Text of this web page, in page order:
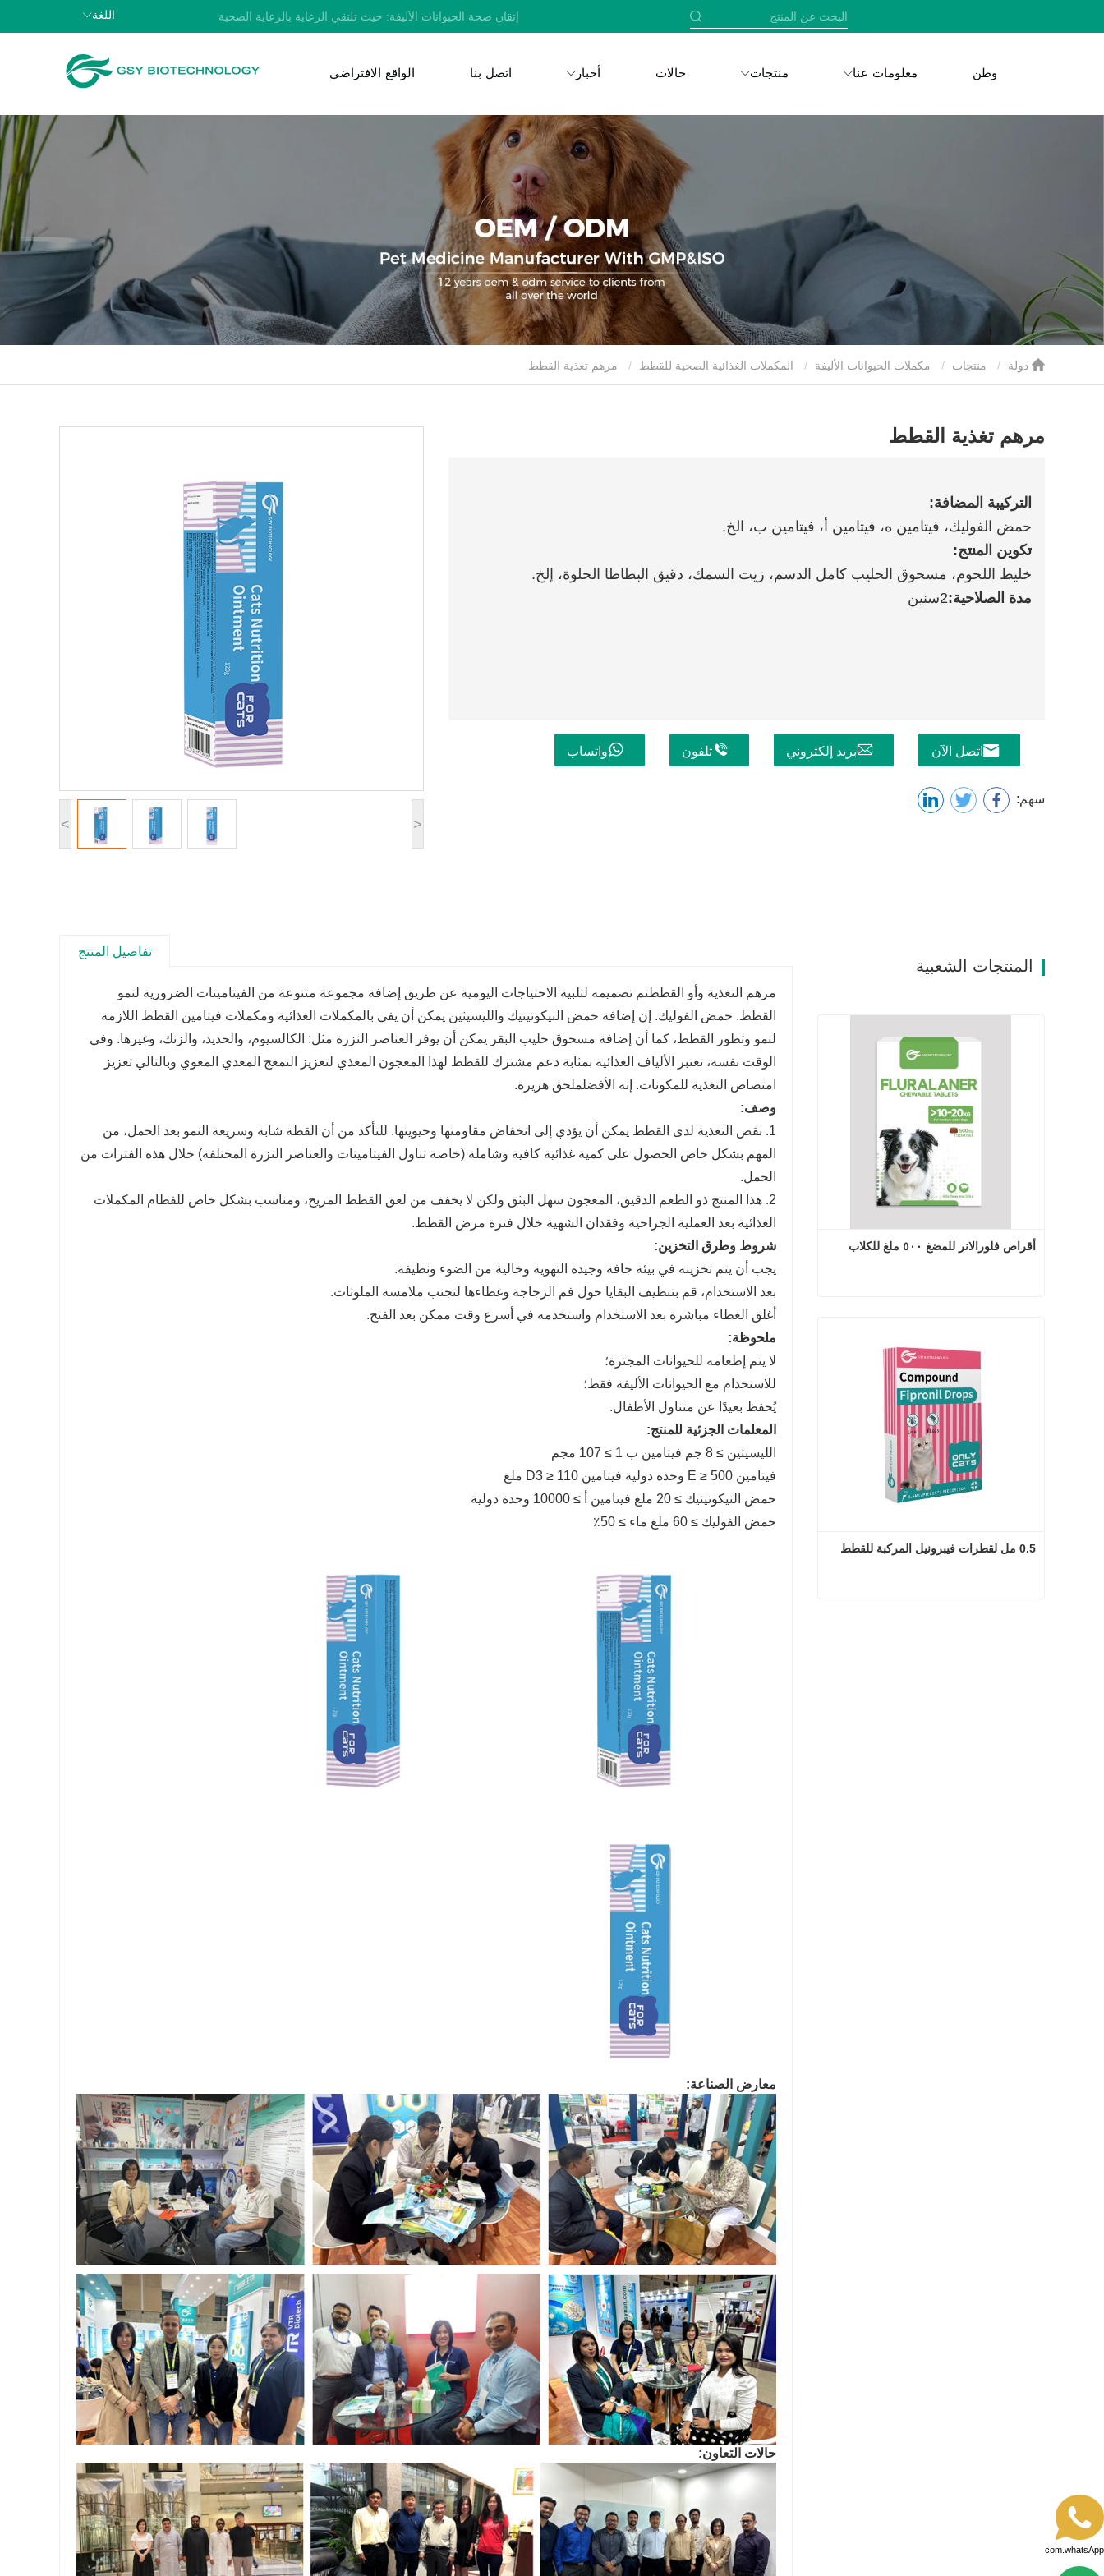
إتقان صحة الحيوانات الأليفة: حيث تلتقي الرعاية بالرعاية الصحية اللغة
وطن معلومات عنا منتجات حالات أخبار اتصل بنا الواقع الافتراضي
منتجات مكملات الحيوانات الأليفة المكملات الغذائية الصحية للقطط
< >
مرهم تغذية القطط
التركيبة المضافة:
حمض الفوليك، فيتامين ه، فيتامين أ، فيتامين ب، الخ.
تكوين المنتج:
خليط اللحوم، مسحوق الحليب كامل الدسم، زيت السمك، دقيق البطاطا الحلوة، إلخ.
مدة الصلاحية:2سنين
اتصل الآن بريد إلكتروني تلفون واتساب
سهم:
تفاصيل المنتج
مرهم التغذية و أو القططتم تصميمه لتلبية الاحتياجات اليومية عن طريق إضافة مجموعة متنوعة من الفيتامينات الضرورية لنمو
القطط. حمض الفوليك. إن إضافة حمض النيكوتينيك والليسيثين يمكن أن يفي بالمكملات الغذائية ومكملات فيتامين القطط اللازمة
لنمو وتطور القطط، كما أن إضافة مسحوق حليب البقر يمكن أن يوفر العناصر النزرة مثل: الكالسيوم، والحديد، والزنك، وغيرها. وفي
الوقت نفسه، تعتبر الألياف الغذائية بمثابة دعم مشترك للقطط لهذا المعجون المغذي لتعزيز التمعج المعدي المعوي وبالتالي تعزيز
امتصاص التغذية للمكونات. إنه الأفضلملحق هريرة.
وصف:
1. نقص التغذية لدى القطط يمكن أن يؤدي إلى انخفاض مقاومتها وحيويتها. للتأكد من أن القطة شابة وسريعة النمو بعد الحمل، من
المهم بشكل خاص الحصول على كمية غذائية كافية وشاملة (خاصة تناول الفيتامينات والعناصر النزرة المختلفة) خلال هذه الفترات من
الحمل.
2. هذا المنتج ذو الطعم الدقيق، المعجون سهل البثق ولكن لا يخفف من لعق القطط المريح، ومناسب بشكل خاص للفطام المكملات
الغذائية بعد العملية الجراحية وفقدان الشهية خلال فترة مرض القطط.
شروط وطرق التخزين:
يجب أن يتم تخزينه في بيئة جافة وجيدة التهوية وخالية من الضوء ونظيفة.
بعد الاستخدام، قم بتنظيف البقايا حول فم الزجاجة وغطاءها لتجنب ملامسة الملوثات.
أغلق الغطاء مباشرة بعد الاستخدام واستخدمه في أسرع وقت ممكن بعد الفتح.
ملحوظة:
لا يتم إطعامه للحيوانات المجترة؛
للاستخدام مع الحيوانات الأليفة فقط؛
يُحفظ بعيدًا عن متناول الأطفال.
المعلمات الجزئية للمنتج:
الليسيثين ≥ 8 جم فيتامين ب 1 ≥ 107 مجم
فيتامين E ≥ 500 وحدة دولية فيتامين D3 ≥ 110 ملغ
حمض النيكوتينيك ≥ 20 ملغ فيتامين أ ≥ 10000 وحدة دولية
حمض الفوليك ≥ 60 ملغ ماء ≥ 50٪
معارض الصناعة:
حالات التعاون:
المنتجات الشعبية
أقراص فلورالانر للمضغ ٥٠٠ ملغ للكلاب
اتصل الآن
0.5 مل لقطرات فيبرونيل المركبة للقطط
com.whatsApp